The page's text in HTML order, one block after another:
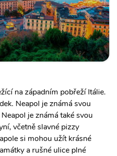
na západním pobřeží Itálie.
Neapol je známá svou
je známá také svou
včetně slavné pizzy
si mohou užít krásné
a rušné ulice plné